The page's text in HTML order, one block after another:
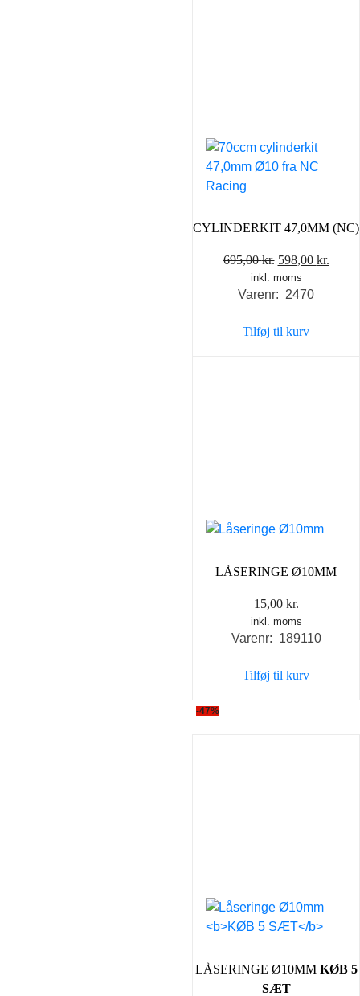
CYLINDERKIT 47,0MM (NC)
695,00kr. Den
oprindelige
pris
695,00 kr..
598,00 kr.
inkl. moms
Varenr: 2470
Tilføj til kurv
LÅSERINGE Ø10MM
15,00 kr.
inkl. moms
Varenr: 189110
Tilføj til kurv
-47%
LÅSERINGE Ø10MM KØB 5
SÆT